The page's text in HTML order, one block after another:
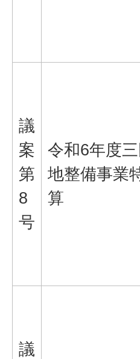
議
案
第
8
号
令和6年度
地整備事業
算
議